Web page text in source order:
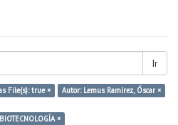
Ir
File(s): true ×
Autor: Lemus Ramírez, Óscar ×
×